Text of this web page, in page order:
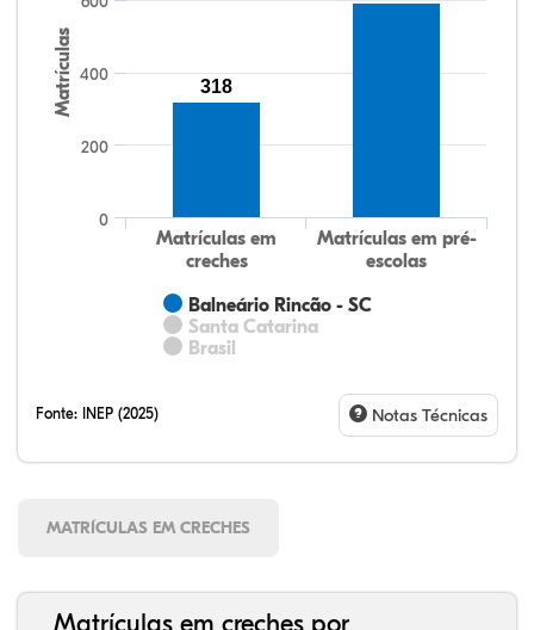
Matrículas
Balneário Rincão - SC
Santa Catarina
Brasil
Matrículas em
creches
Matrículas em pré-
escolas
0
200
400
318
Fonte: INEP (2025) Notas Técnicas
MATRÍCULAS EM CRECHES